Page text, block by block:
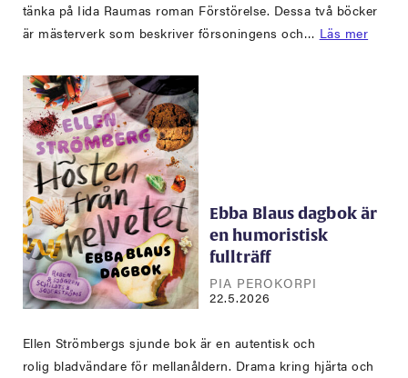
tänka på Iida Raumas roman Förstörelse. Dessa två böcker
är mästerverk som beskriver försoningens och… Läs mer
Ebba Blaus dagbok är
en humoristisk
fullträff
PIA PEROKORPI
22.5.2026
Ellen Strömbergs sjunde bok är en autentisk och
rolig bladvändare för mellanåldern. Drama kring hjärta och